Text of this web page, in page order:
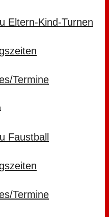
Eltern-Kind-Turnen
Termine
Faustball
Termine